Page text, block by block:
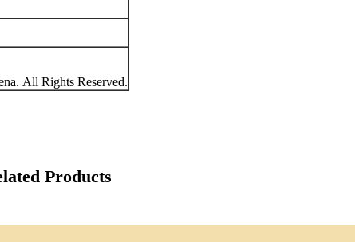
All Rights Reserved.
Products